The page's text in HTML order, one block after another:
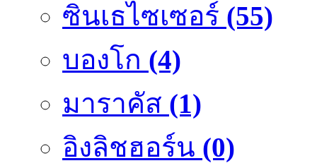
ซินเธไซเซอร์ (55)
บองโก (4)
มาราคัส (1)
อิงลิชฮอร์น (0)